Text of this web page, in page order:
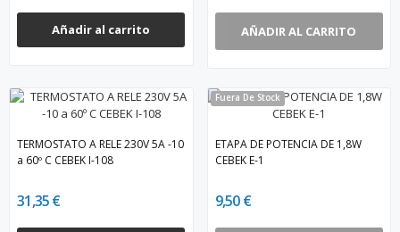
Añadir al carrito AÑADIR AL CARRITO
TERMOSTATO A RELE 230V 5A -10
a 60º C CEBEK I-108
31,35 €
Fuera De Stock
ETAPA DE POTENCIA DE 1,8W
CEBEK E-1
9,50 €